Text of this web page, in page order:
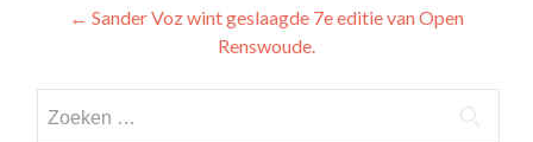
Bericht
← Sander Voz wint geslaagde 7e editie van Open
Renswoude.
naar: